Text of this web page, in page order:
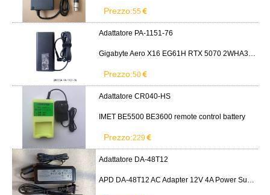
Prezzo:55
Adattatore PA-1151-76
Gigabyte Aero X16 EG61H RTX 5070 2WHA3USC64AH LITEON PA-1151-76 150W adapter
Prezzo:50
Adattatore CR040-HS
IMET BE5500 BE3600 remote control battery
Prezzo:229
Adattatore DA-48T12
APD DA-48T12 AC Adapter 12V 4A Power Supply Cord